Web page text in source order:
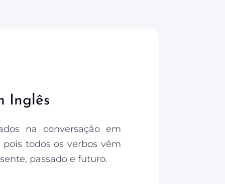
Inglês
na conversação em
todos os verbos vêm
passado e futuro.